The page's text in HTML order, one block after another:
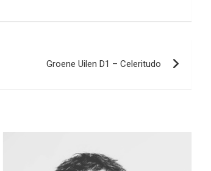
Groene Uilen D1 – Celeritudo